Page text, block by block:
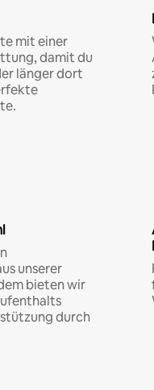
mit einer
damit du
länger dort
unserer
bieten wir
durch